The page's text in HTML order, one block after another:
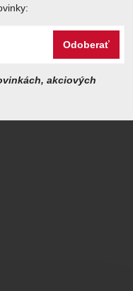
Odoberať
akciových